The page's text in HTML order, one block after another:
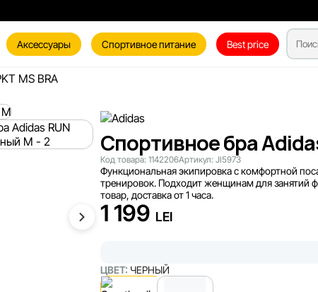
Аксессуары Спортивное питание Best price
MS BRA
Спортивное бра
Код товара: 1142206Артикул: JI5973
Функциональная экипировка с комфортной
тренировок. Подходит женщинам для занятий
товар, доставка от 1 часа.
1 199 LEI
ЦВЕТ: ЧЕРНЫЙ